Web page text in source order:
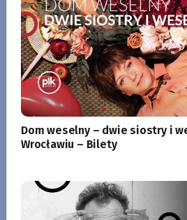
Dom weselny – dwie siostry i
Wrocławiu – Bilety